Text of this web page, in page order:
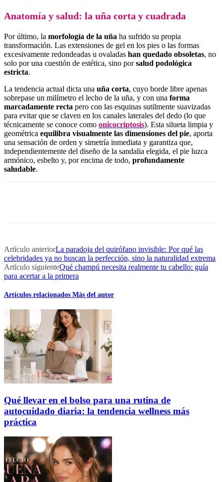
Anatomía y salud: la uña corta y cuadrada
Por último, la morfología de la uña ha sufrido su propia
transformación. Las extensiones de gel en los pies o las formas
excesivamente redondeadas u ovaladas han quedado obsoletas, no
solo por una cuestión de estética, sino porsalud podológica
estricta.
La tendencia actual dicta una uña corta, cuyo borde libre apenas
sobrepase un milímetro el lecho de la uña, y con una forma
marcadamente recta pero con las esquinas sutilmente suavizadas
para evitar que se claven en los canales laterales del dedo (lo que
técnicamente se conoce como onicocriptosis). Esta silueta limpia y
geométrica equilibra visualmente las dimensiones del pie, aporta
una sensación de orden y simetría inmediata y garantiza que,
independientemente del diseño de la sandalia elegida, el pie luzca
armónico, esbelto y, por encima de todo, profundamente
saludable.
Artículo anteriorLa paradoja del quirófano invisible: Por qué las
celebridades ya no buscan la perfección, sino la naturalidad extrema
Artículo siguienteQué champú necesita realmente tu cabello: guía
para acertar a la primera
Artículos relacionados Más del autor
Qué llevar en el bolso para una rutina de
autocuidado diaria: la tendencia wellness más
práctica